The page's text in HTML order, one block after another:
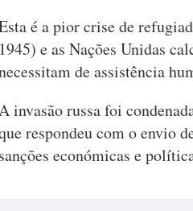
é a pior crise de
1945) e as Nações Unidas
de assistência
invasão russa foi
respondeu com o envio
sanções económicas e